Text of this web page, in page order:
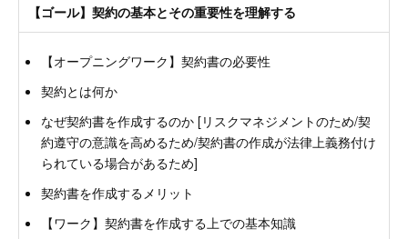
【ゴール】契約の基本とその重要性を理解する
【オープニングワーク】契約書の必要性
契約とは何か
なぜ契約書を作成するのか [リスクマネジメントのため/契
約遵守の意識を高めるため/契約書の作成が法律上義務付け
られている場合があるため]
契約書を作成するメリット
【ワーク】契約書を作成する上での基本知識